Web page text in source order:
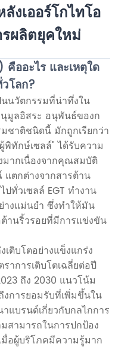
งเออร์โกไทโอ
ผลิตยุคใหม่
คืออะไร และเหตุใด
โลก?
นนวัตกรรมที่น่าทึ่งใน
มูลอิสระ อนุพันธ์ของก
ชาติชนิดนี้ มักถูกเรียกว่า
ทักษ์เซลล์" ได้รับความ
มากเนื่องจากคุณสมบัติ
ตกต่างจากสารต้าน
ทั่วเซลล์ EGT ทำงาน
างแม่นยำ ซึ่งทำให้มัน
านริ้วรอยที่มีการแข่งขัน
เติบโตอย่างแข็งแกร่ง
าการเติบโตเฉลี่ยต่อปี
ถึง 2030 แนวโน้ม
งการยอมรับที่เพิ่มขึ้นใน
บรนด์เกี่ยวกับกลไกการ
สามารถในการปกป้อง
มื่อผู้บริโภคมีความรู้มาก